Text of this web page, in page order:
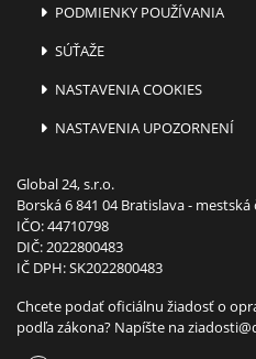
PODMIENKY POUŽÍVANIA
SÚŤAŽE
NASTAVENIA COOKIES
NASTAVENIA UPOZORNENÍ
Global 24, s.r.o.
Borská 6 841 04 Bratislava - mestská
IČO: 44710798
DIČ: 2022800483
IČ DPH: SK2022800483
Chcete podať oficiálnu žiadosť o
podľa zákona? Napíšte na